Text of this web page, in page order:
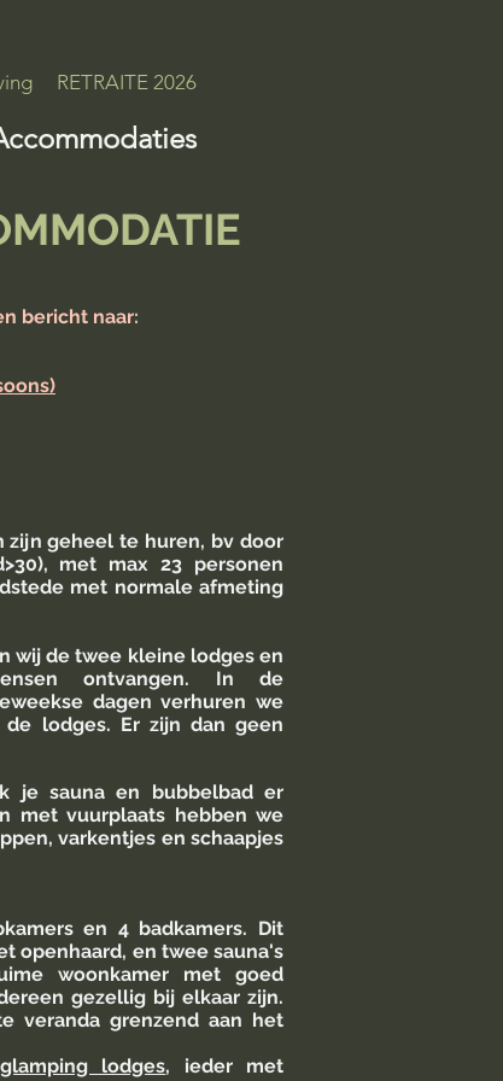
RETRAITE 2026
bericht naar:
zijn geheel te huren, bv door
met max 23 personen
met normale afmeting
wij de twee kleine lodges en
ontvangen. In de
dagen verhuren we
lodges. Er zijn dan geen
je sauna en bubbelbad er
met vuurplaats hebben we
varkentjes en schaapjes
en 4 badkamers. Dit
openhaard, en twee sauna's
woonkamer met goed
gezellig bij elkaar zijn.
veranda grenzend aan het
glamping lodges, ieder met